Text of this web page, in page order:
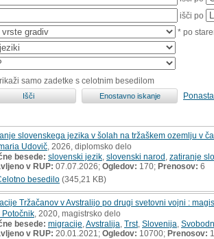
išči po
* po
samo zadetke s celotnim besedilom
slovenskega jezika v šolah na tržaškem ozemlju v
Udovič , 2026, diplomsko delo
besede: slovenski jezik slovenski narod zatiranje
v RUP: 07.07.2026; Ogledov: 170; Prenosov: 6
besedilo (345,21 KB)
Tržačanov v Avstralijo po drugi svetovni vojni :
Potočnik , 2020, magistrsko delo
besede: migracije Avstralija Trst, Slovenija
v RUP: 20.01.2021; Ogledov: 10700; Prenosov: